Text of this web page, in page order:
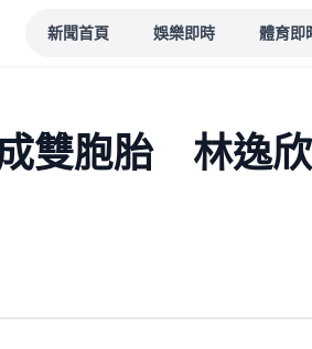
新聞首頁 娛樂即時 體育即
雙胞胎 林逸